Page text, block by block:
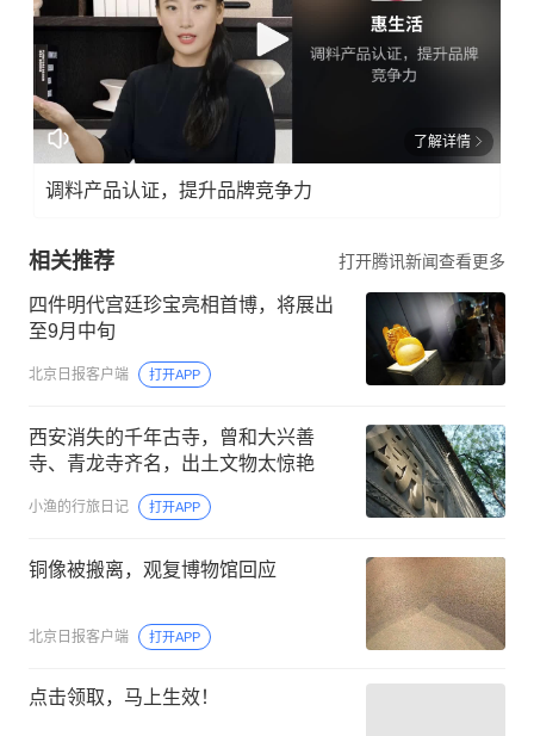
了解详情
调料产品认证，提升品牌竞争力
相关推荐 打开腾讯新闻查看更多
四件明代宫廷珍宝亮相首博，将展出
至9月中旬
北京日报客户端 打开APP
西安消失的千年古寺，曾和大兴善
寺、青龙寺齐名，出土文物太惊艳
小渔的行旅日记 打开APP
铜像被搬离，观复博物馆回应
北京日报客户端 打开APP
点击领取，马上生效！